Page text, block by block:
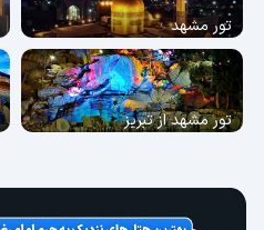
تور مشهد
تور مشهد از تبریز